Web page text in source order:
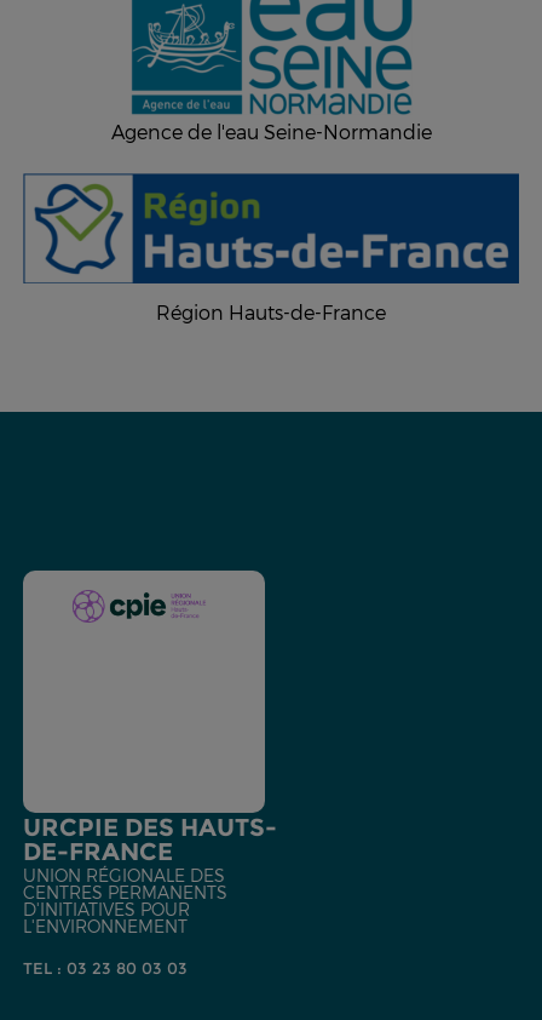
Agence de l'eau Seine-Normandie
Région Hauts-de-France
URCPIE DES HAUTS-
DE-FRANCE
UNION RÉGIONALE DES
CENTRES PERMANENTS
D'INITIATIVES POUR
L'ENVIRONNEMENT
TEL : 03 23 80 03 03